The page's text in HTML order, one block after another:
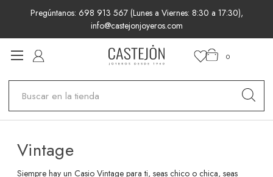
Pregúntanos: 698 913 567 (Lunes a Viernes: 8:30 a 17:30),
info@castejonjoyeros.com
0
Vintage
Siempre hay un Casio Vintage para ti, seas chico o chica, seas